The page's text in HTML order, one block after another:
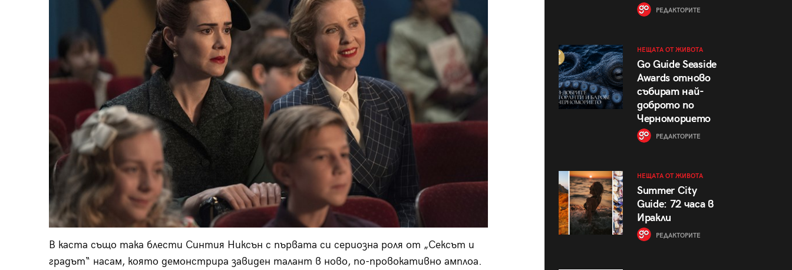
В каста също така блести Синтия Никсън с първата си сериозна роля от „Сексът и
градът“ насам, която демонстрира завиден талант в ново, по-провокативно амплоа.
РЕДАКТОРИТЕ
НЕЩАТА ОТ ЖИВОТА
Go Guide Seaside
Awards отново
събират най-
доброто по
Черноморието
РЕДАКТОРИТЕ
НЕЩАТА ОТ ЖИВОТА
Summer City
Guide: 72 часа в
Иракли
РЕДАКТОРИТЕ